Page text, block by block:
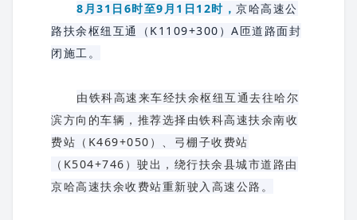
8月31日6时至9月1日12时， 京哈高速公
路扶余枢纽互通（K1109+300）A匝道路面封
闭施工。
由铁科高速来车经扶余枢纽互通去往哈尔
滨方向的车辆，推荐选择由铁科高速扶余南收
费站（K469+050）、弓棚子收费站
（K504+746）驶出，绕行扶余县城市道路由
京哈高速扶余收费站重新驶入高速公路。